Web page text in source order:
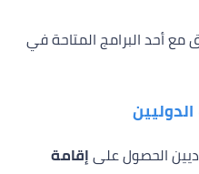
مع أحد البرامج المتاحة في
الحصول على إقامة